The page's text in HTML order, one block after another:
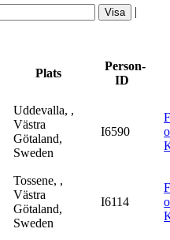
|
Plats
Person-
ID
Uddevalla, ,
Västra
Götaland,
Sweden
I6590
Tossene, ,
Västra
Götaland,
Sweden
I6114